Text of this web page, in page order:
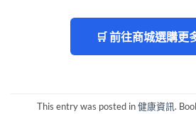
🛒 前往商城選購更
This entry was posted in健康資訊.